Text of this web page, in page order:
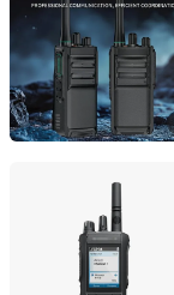
Fujian, China
Quanzhou
Fujian, China